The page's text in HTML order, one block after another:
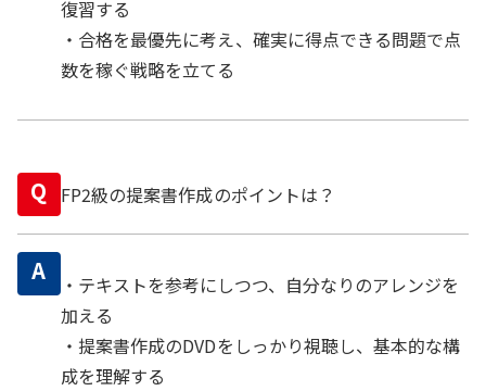
復習する
・合格を最優先に考え、確実に得点できる問題で点
数を稼ぐ戦略を立てる
Q FP2級の提案書作成のポイントは？
A
・テキストを参考にしつつ、自分なりのアレンジを
加える
・提案書作成のDVDをしっかり視聴し、基本的な構
成を理解する